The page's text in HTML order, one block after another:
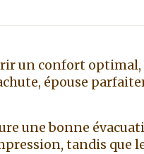
un confort
épouse
une bonne
tandis